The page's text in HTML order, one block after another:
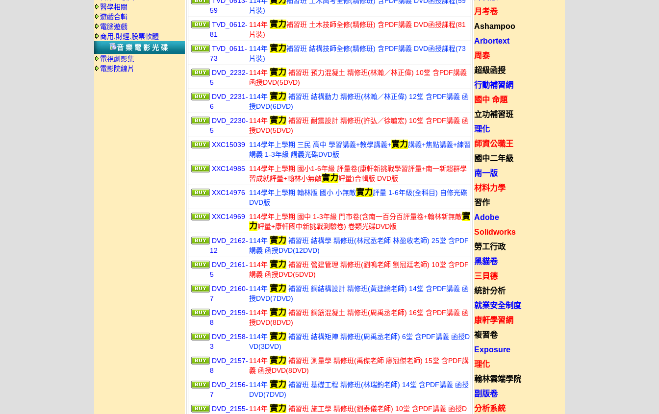
醫學相關
遊戲合輯
電腦遊戲
商用.財經.股票軟體
音樂電影光碟
電視劇影集
電影院線片
59
片裝)
TVD_0612-
81
114年 實力補習班 土木技師全修(精修班) 含PDF講義 DVD函授課程(81
片裝)
TVD_0611-
73
114年 實力補習班 結構技師全修(精修班) 含PDF講義 DVD函授課程(73
片裝)
DVD_2232-
5
114年 實力 補習班 預力混凝土 精修班(林瀚／林正偉) 10堂 含PDF講義
函授DVD(5DVD)
DVD_2231-
6
114年 實力 補習班 結構動力 精修班(林瀚／林正偉) 12堂 含PDF講義 函
授DVD(6DVD)
DVD_2230-
5
114年 實力 補習班 耐震設計 精修班(許弘／徐毓宏) 10堂 含PDF講義 函
授DVD(5DVD)
XXC15039 114學年上學期 三民 高中 學習講義+教學講義+實力講義+焦點講義+練習
講義 1-3年級 講義光碟DVD版
XXC14985 114學年上學期 國小1-6年級 評量卷(康軒新挑戰學習評量+南一新超群學
習成就評量+翰林小無敵實力評量)合輯版 DVD版
XXC14976 114學年上學期 翰林版 國小 小無敵實力評量 1-6年級(全科目) 自修光碟
DVD版
XXC14969 114學年上學期 國中 1-3年級 門市卷(含南一百分百評量卷+翰林新無敵實
力評量+康軒國中新挑戰測驗卷) 卷類光碟DVD版
DVD_2162-
12
114年 實力 補習班 結構學 精修班(林冠丞老師 林盈收老師) 25堂 含PDF
講義 函授DVD(12DVD)
DVD_2161-
5
114年 實力 補習班 營建管理 精修班(劉鳴老師 劉冠廷老師) 10堂 含PDF
講義 函授DVD(5DVD)
DVD_2160-
7
114年 實力 補習班 鋼結構設計 精修班(黃建綸老師) 14堂 含PDF講義 函
授DVD(7DVD)
DVD_2159-
8
114年 實力 補習班 鋼筋混凝土 精修班(周禹丞老師) 16堂 含PDF講義 函
授DVD(8DVD)
DVD_2158-
3
114年 實力 補習班 結構矩陣 精修班(周禹丞老師) 6堂 含PDF講義 函授D
VD(3DVD)
DVD_2157-
8
114年 實力 補習班 測量學 精修班(禹傑老師 廖冠傑老師) 15堂 含PDF講
義 函授DVD(8DVD)
DVD_2156-
7
114年 實力 補習班 基礎工程 精修班(林瑞鈞老師) 14堂 含PDF講義 函授
DVD(7DVD)
DVD_2155- 114年 實力 補習班 施工學 精修班(劉泰儀老師) 10堂 含PDF講義 函授D
月考卷
Ashampoo
Arbortext
周泰
超級函授
行動補習網
國中 命題
立功補習班
理化
師資公職王
國中二年級
南一版
材料力學
習作
Adobe
Solidworks
勞工行政
黑貓卷
三貝德
統計分析
就業安全制度
康軒學習網
複習卷
Exposure
理化
翰林雲端學院
副版卷
分析系統